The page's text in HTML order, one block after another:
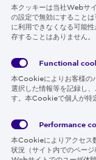
Global
Policy
本クッキーは当社Webサ
の設定で無効にすること
に利用できなくなる可能
存することはありません。
Functional
本Cookieによりお客様の
選択した情報等を記録し
す。本Cookieで個人が特
Performance
本Cookieによりアクセス
状況（サイト内でのペー